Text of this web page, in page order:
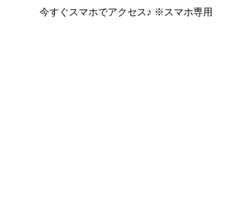
今すぐスマホでアクセス♪ ※スマホ専用